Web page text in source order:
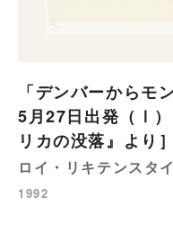
「デンバーからモ
5月27日出発（Ⅰ）
リカの没落』より］
ロイ・リキテンスタ
1992